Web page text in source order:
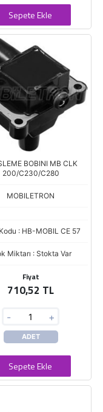
Sepete Ekle
BOBINI MB CLK
200/C230/C280
MOBILETRON
: HB-MOBIL CE 57
Miktarı : Stokta Var
Fiyat
710,52 TL
- +
ADET
Sepete Ekle